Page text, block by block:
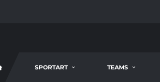
SPORTART TEAMS